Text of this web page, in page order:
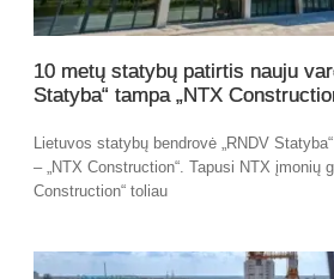
10 metų statybų patirtis nauju
Statyba“ tampa „NTX
Lietuvos statybų bendrovė „RNDV
– „NTX Construction“. Tapusi NTX įmonių
Construction“ toliau